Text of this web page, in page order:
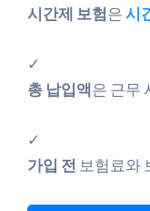
시간제 보험은시
✓
총 납입액은 근무
✓
가입 전 보험료와